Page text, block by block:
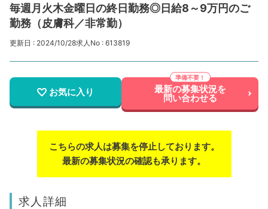
毎週月火木金曜日の終日勤務◎日給8～9万円のご
勤務（皮膚科／非常勤）
更新日 : 2024/10/28求人No : 613819
お気に入り 最新の募集状況を
問い合わせる
こちらの求人は募集を停止しております。
最新の募集状況の確認も承ります。
求人詳細